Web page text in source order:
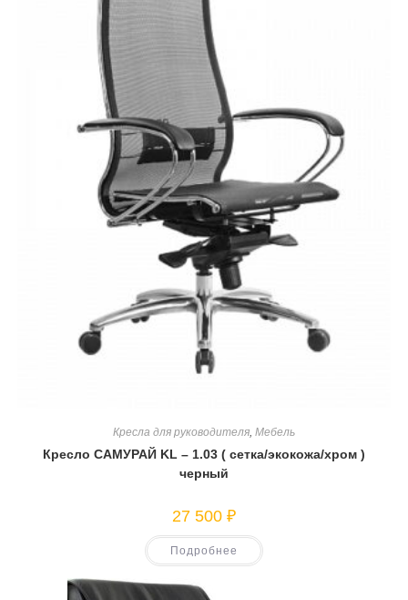
Кресла для руководителя, Мебель
Кресло САМУРАЙ KL – 1.03 ( сетка/экокожа/хром )
черный
27 500 ₽
Подробнее